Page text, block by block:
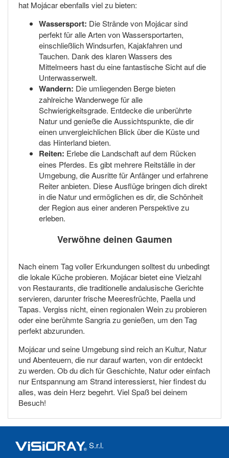
hat Mojácar ebenfalls viel zu bieten:
Wassersport: Die Strände von Mojácar sind
perfekt für alle Arten von Wassersportarten,
einschließlich Windsurfen, Kajakfahren und
Tauchen. Dank des klaren Wassers des
Mittelmeers hast du eine fantastische Sicht auf die
Unterwasserwelt.
Wandern: Die umliegenden Berge bieten
zahlreiche Wanderwege für alle
Schwierigkeitsgrade. Entdecke die unberührte
Natur und genieße die Aussichtspunkte, die dir
einen unvergleichlichen Blick über die Küste und
das Hinterland bieten.
Reiten: Erlebe die Landschaft auf dem Rücken
eines Pferdes. Es gibt mehrere Reitställe in der
Umgebung, die Ausritte für Anfänger und erfahrene
Reiter anbieten. Diese Ausflüge bringen dich direkt
in die Natur und ermöglichen es dir, die Schönheit
der Region aus einer anderen Perspektive zu
erleben.
Verwöhne deinen Gaumen
Nach einem Tag voller Erkundungen solltest du unbedingt
die lokale Küche probieren. Mojácar bietet eine Vielzahl
von Restaurants, die traditionelle andalusische Gerichte
servieren, darunter frische Meeresfrüchte, Paella und
Tapas. Vergiss nicht, einen regionalen Wein zu probieren
oder eine berühmte Sangria zu genießen, um den Tag
perfekt abzurunden.
Mojácar und seine Umgebung sind reich an Kultur, Natur
und Abenteuern, die nur darauf warten, von dir entdeckt
zu werden. Ob du dich für Geschichte, Natur oder einfach
nur Entspannung am Strand interessierst, hier findest du
alles, was dein Herz begehrt. Viel Spaß bei deinem
Besuch!
S.r.l.